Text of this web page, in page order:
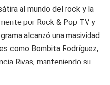
al mundo del rock y la
por Rock & Pop TV y
alcanzó una masividad
como Bombita Rodríguez,
Rivas, manteniendo su